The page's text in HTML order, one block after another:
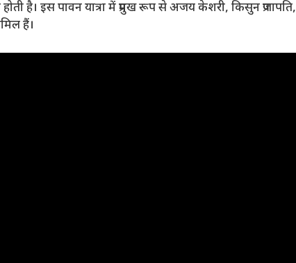
है। इस पावन यात्रा में प्रमुख रूप से अजय केशरी, किसुन प्रजापति,
हैं।